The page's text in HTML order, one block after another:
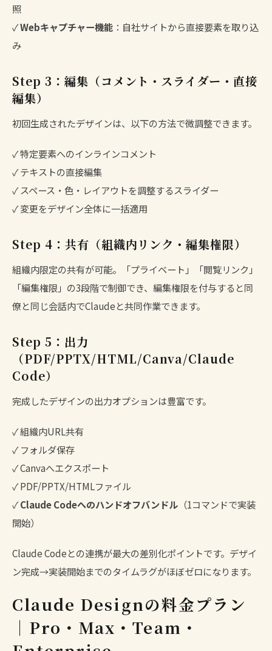
照
✓Webキャプチャー機能 ：自社サイトから直接要素を取り込
み
Step 3：編集（コメント・スライダー・直接
編集）
初回生成されたデザインは、以下の方法で微調整できます。
✓ 特定要素へのインラインコメント
✓ テキストの直接編集
✓ スペース・色・レイアウトを調整するスライダー
✓ 変更をデザイン全体に一括適用
Step 4：共有（組織内リンク・編集権限）
組織内限定の共有が可能。「プライベート」「閲覧リンク」
「編集権限」の3段階で制御でき、編集権限を付与すると同
僚と同じ会話内でClaudeと共同作業できます。
Step 5：出力
（PDF/PPTX/HTML/Canva/Claude
Code）
完成したデザインの出力オプションは豊富です。
✓ 組織内URL共有
✓ フォルダ保存
✓ Canvaへエクスポート
✓ PDF/PPTX/HTMLファイル
✓Claude Codeへのハンドオフバンドル （1コマンドで実装
開始）
Claude Codeとの連携が最大の差別化ポイントです。デザイ
ン完成→実装開始までのタイムラグがほぼゼロになります。
Claude Designの料金プラン
｜Pro・Max・Team・